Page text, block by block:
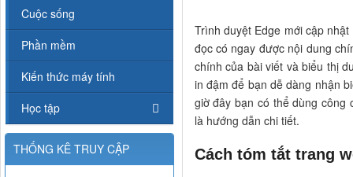
Trình duyệt Edge mới cập
đọc có ngay được nội dung
chính của bài viết và biểu thị
in đậm để bạn dễ dàng nhận
giờ đây bạn có thể dùng công
là hướng dẫn chi tiết.
Cách tóm tắt trang
Cuộc sống
Phần mềm
Kiến thức máy tính
Học tập
THỐNG KÊ TRUY CẬP